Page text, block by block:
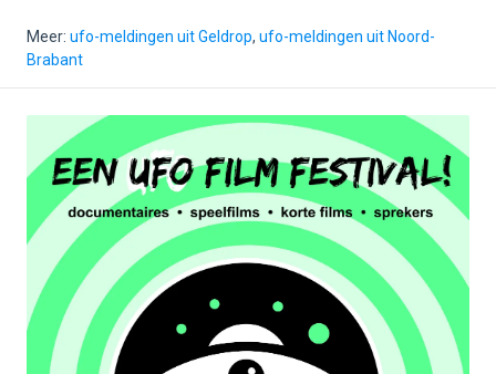
Meer: ufo-meldingen uit Geldrop, ufo-meldingen uit Noord-
Brabant